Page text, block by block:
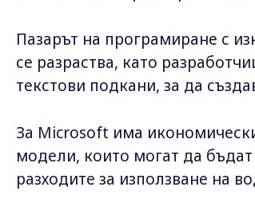
Пазарът на програмиране с
се разраства, като
текстови подкани, за да
За Microsoft има
модели, които могат да
разходите за използване на